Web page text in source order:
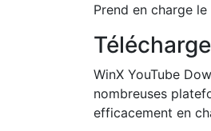
Prend en charge
WinX YouTube
nombreuses
efficacement en